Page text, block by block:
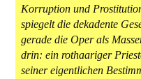
Korruption und
spiegelt die dekadente
gerade die Oper als
drin: ein rothaariger
seiner eigentlichen